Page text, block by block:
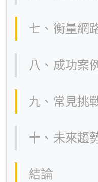
七、衡量網
八、成功案
九、常見挑
十、未來趨
結論